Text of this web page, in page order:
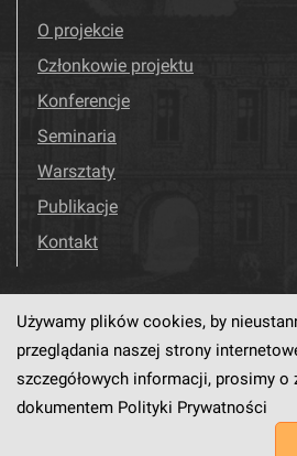
O projekcie
Członkowie projektu
Konferencje
Seminaria
Warsztaty
Publikacje
Kontakt
Odwiedź nas! Facebook
Używamy plików cookies, by
przeglądania naszej strony
szczegółowych informacji, prosimy o
dokumentem Polityki Prywatności